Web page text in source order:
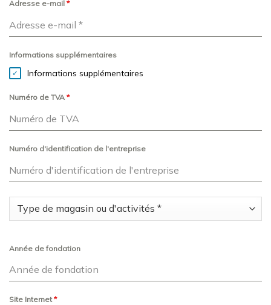
Adresse e-mail *
Informations supplémentaires
Informations supplémentaires
Numéro de TVA *
Numéro d'identification de l'entreprise
Année de fondation
Site Internet*